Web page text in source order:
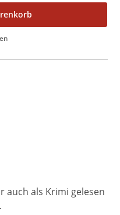
auch als Krimi gelesen